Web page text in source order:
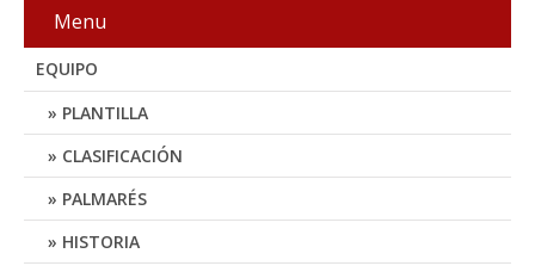
Menu
EQUIPO
PLANTILLA
CLASIFICACIÓN
PALMARÉS
HISTORIA